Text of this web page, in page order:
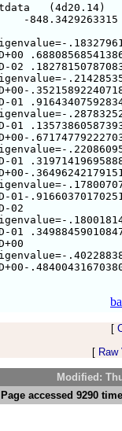
[
[
Modified:
Page accessed 9290